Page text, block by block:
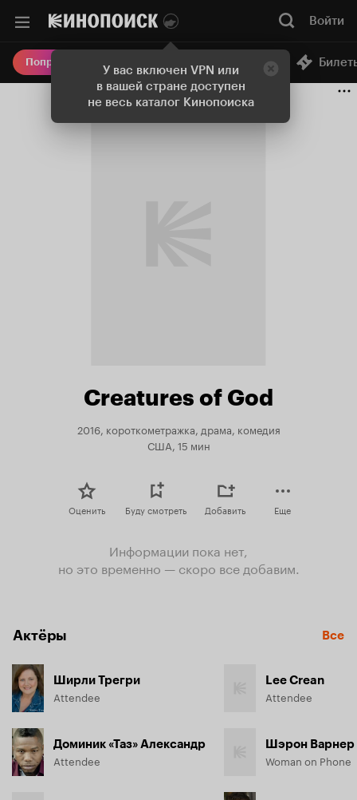
У вас включен VPN или
в вашей стране доступен
не весь каталог Кинопоиска
Войти
Попробовать Плюс Онлайн-кинотеатр
Creatures of God
2016, короткометражка, драма, комедия
США, 15 мин
Оценить Буду смотреть Добавить Еще
Информации пока нет,
но это временно — скоро все добавим.
Актёры Все
Ширли Трегри
Attendee
Доминик «Таз» Александр
Attendee
Lee Crean
Attendee
Шэрон Варнер
Woman on Phone